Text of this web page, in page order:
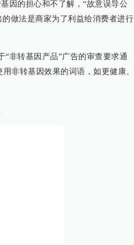
的担心和不了解，“故意误导公
做法是商家为了利益给消费者进行
转基因产品”广告的审查要求通
非转基因效果的词语，如更健康、